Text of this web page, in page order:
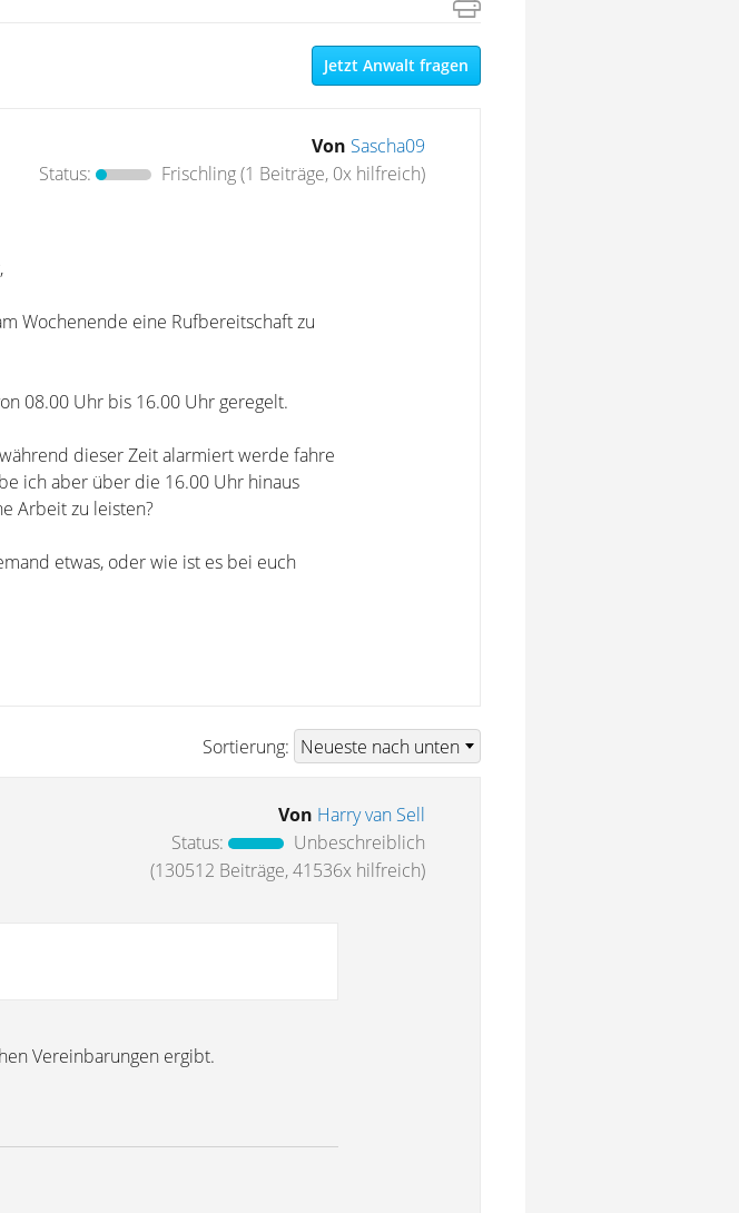
Jetzt Anwalt fragen
Von Sascha09
Status:
Frischling(1 Beiträge, 0x hilfreich)
Wochenende eine Rufbereitschaft zu
08.00 Uhr bis 16.00 Uhr geregelt.
dieser Zeit alarmiert werde fahre
ich aber über die 16.00 Uhr hinaus
Arbeit zu leisten?
etwas, oder wie ist es bei euch
Sortierung:
Von Harry van Sell
Status:
Unbeschreiblich
(130512 Beiträge, 41536x hilfreich)
Vereinbarungen ergibt.